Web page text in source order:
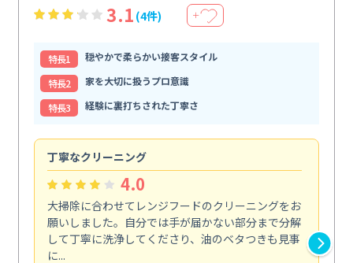
3.1 (4件) ＋
特⻑1
穏やかで柔らかい接客スタイル
特⻑2
家を大切に扱うプロ意識
特⻑3
経験に裏打ちされた丁寧さ
丁寧なクリーニング
4.0
大掃除に合わせてレンジフードのクリーニングをお
願いしました。自分では手が届かない部分まで分解
して丁寧に洗浄してくださり、油のベタつきも見事
に...